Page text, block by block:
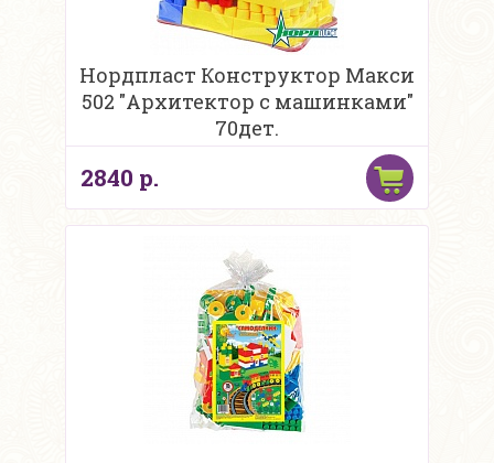
Нордпласт Конструктор Макси
502 "Архитектор с машинками"
70дет.
2840 р.